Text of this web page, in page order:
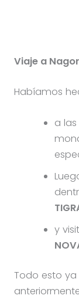
Viaje a
Habíamos
a
y
Todo esto